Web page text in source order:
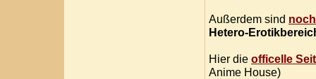
Außerdem sind
Hetero-
Hier die officelle
Anime House)